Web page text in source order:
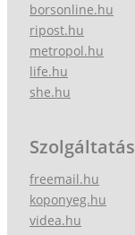
borsonline.hu
ripost.hu
metropol.hu
life.hu
she.hu
Szolgáltatás
freemail.hu
koponyeg.hu
videa.hu